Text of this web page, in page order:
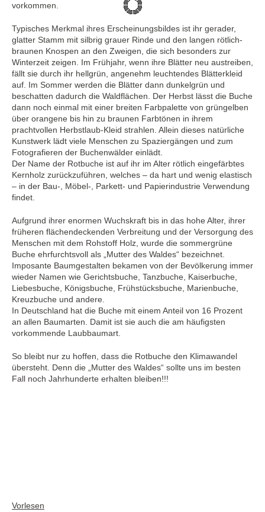
vorkommen.
Typisches Merkmal ihres Erscheinungsbildes ist ihr gerader,
glatter Stamm mit silbrig grauer Rinde und den langen rötlich-
braunen Knospen an den Zweigen, die sich besonders zur
Winterzeit zeigen. Im Frühjahr, wenn ihre Blätter neu austreiben,
fällt sie durch ihr hellgrün, angenehm leuchtendes Blätterkleid
auf. Im Sommer werden die Blätter dann dunkelgrün und
beschatten dadurch die Waldflächen. Der Herbst lässt die Buche
dann noch einmal mit einer breiten Farbpalette von grüngelben
über orangene bis hin zu braunen Farbtönen in ihrem
prachtvollen Herbstlaub-Kleid strahlen. Allein dieses natürliche
Kunstwerk lädt viele Menschen zu Spaziergängen und zum
Fotografieren der Buchenwälder einlädt.
Der Name der Rotbuche ist auf ihr im Alter rötlich eingefärbtes
Kernholz zurückzuführen, welches – da hart und wenig elastisch
– in der Bau-, Möbel-, Parkett- und Papierindustrie Verwendung
findet.
Aufgrund ihrer enormen Wuchskraft bis in das hohe Alter, ihrer
früheren flächendeckenden Verbreitung und der Versorgung des
Menschen mit dem Rohstoff Holz, wurde die sommergrüne
Buche ehrfurchtsvoll als „Mutter des Waldes“ bezeichnet.
Imposante Baumgestalten bekamen von der Bevölkerung immer
wieder Namen wie Gerichtsbuche, Tanzbuche, Kaiserbuche,
Liebesbuche, Königsbuche, Frühstücksbuche, Marienbuche,
Kreuzbuche und andere.
In Deutschland hat die Buche mit einem Anteil von 16 Prozent
an allen Baumarten. Damit ist sie auch die am häufigsten
vorkommende Laubbaumart.
So bleibt nur zu hoffen, dass die Rotbuche den Klimawandel
übersteht. Denn die „Mutter des Waldes“ sollte uns im besten
Fall noch Jahrhunderte erhalten bleiben!!!
Vorlesen